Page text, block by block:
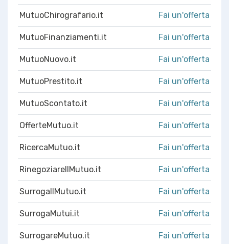
MutuoChirografario.it Fai un'offerta
MutuoFinanziamenti.it Fai un'offerta
MutuoNuovo.it Fai un'offerta
MutuoPrestito.it Fai un'offerta
MutuoScontato.it Fai un'offerta
OfferteMutuo.it Fai un'offerta
RicercaMutuo.it Fai un'offerta
RinegoziareIlMutuo.it Fai un'offerta
SurrogaIlMutuo.it Fai un'offerta
SurrogaMutui.it Fai un'offerta
SurrogareMutuo.it Fai un'offerta